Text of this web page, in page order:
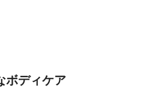
ボディケア